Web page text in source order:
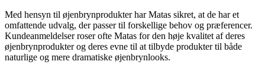
Med hensyn til øjenbrynprodukter har Matas sikret, at de har et
omfattende udvalg, der passer til forskellige behov og præferencer.
Kundeanmeldelser roser ofte Matas for den høje kvalitet af deres
øjenbrynprodukter og deres evne til at tilbyde produkter til både
naturlige og mere dramatiske øjenbrynlooks.